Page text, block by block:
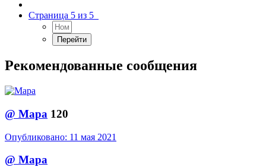
Страница 5 из 5
Рекомендованные сообщения
@ Мара 120
Опубликовано: 11 мая 2021
@ Мара